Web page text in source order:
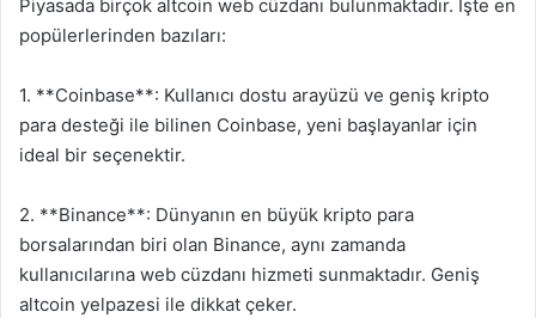
Piyasada birçok altcoin web cüzdanı bulunmaktadır. İşte en
popülerlerinden bazıları:
1. **Coinbase**: Kullanıcı dostu arayüzü ve geniş kripto
para desteği ile bilinen Coinbase, yeni başlayanlar için
ideal bir seçenektir.
2. **Binance**: Dünyanın en büyük kripto para
borsalarından biri olan Binance, aynı zamanda
kullanıcılarına web cüzdanı hizmeti sunmaktadır. Geniş
altcoin yelpazesi ile dikkat çeker.